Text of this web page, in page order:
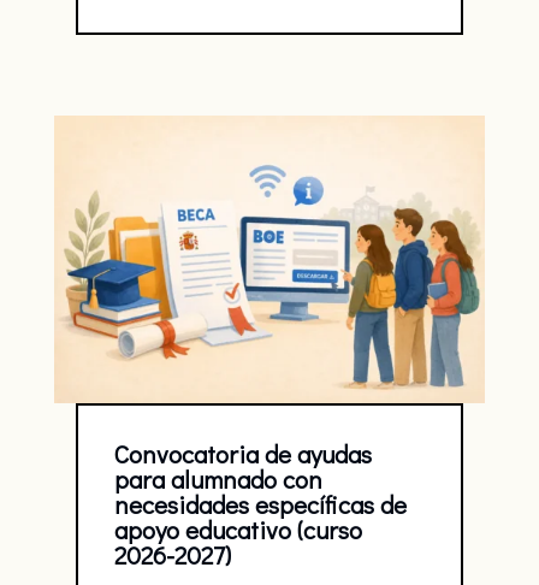
Convocatoria de ayudas
para alumnado con
necesidades específicas de
apoyo educativo (curso
2026-2027)